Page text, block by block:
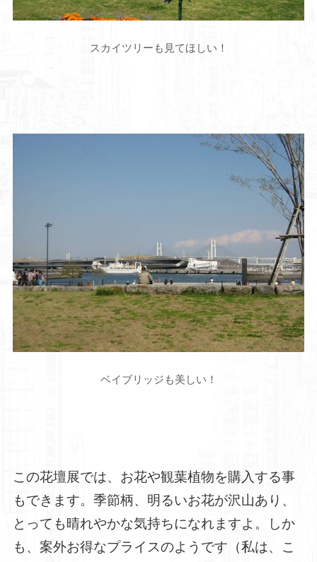
スカイツリーも見てほしい！
ベイブリッジも美しい！
この花壇展では、お花や観葉植物を購入する事
もできます。季節柄、明るいお花が沢山あり、
とっても晴れやかな気持ちになれますよ。しか
も、案外お得なプライスのようです（私は、こ